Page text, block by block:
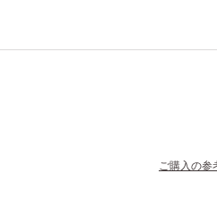
ご購入の参